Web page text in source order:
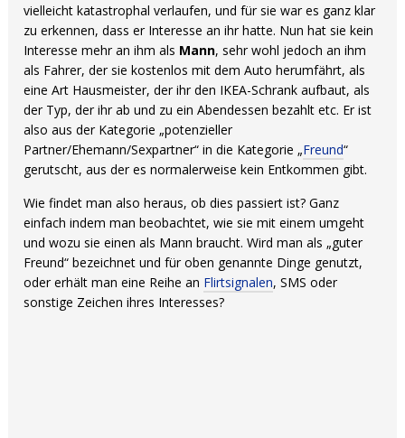
vielleicht katastrophal verlaufen, und für sie war es ganz klar
zu erkennen, dass er Interesse an ihr hatte. Nun hat sie kein
Interesse mehr an ihm als Mann, sehr wohl jedoch an ihm
als Fahrer, der sie kostenlos mit dem Auto herumfährt, als
eine Art Hausmeister, der ihr den IKEA-Schrank aufbaut, als
der Typ, der ihr ab und zu ein Abendessen bezahlt etc. Er ist
also aus der Kategorie „potenzieller
Partner/Ehemann/Sexpartner“ in die Kategorie „Freund“
gerutscht, aus der es normalerweise kein Entkommen gibt.
Wie findet man also heraus, ob dies passiert ist? Ganz
einfach indem man beobachtet, wie sie mit einem umgeht
und wozu sie einen als Mann braucht. Wird man als „guter
Freund“ bezeichnet und für oben genannte Dinge genutzt,
oder erhält man eine Reihe an Flirtsignalen, SMS oder
sonstige Zeichen ihres Interesses?